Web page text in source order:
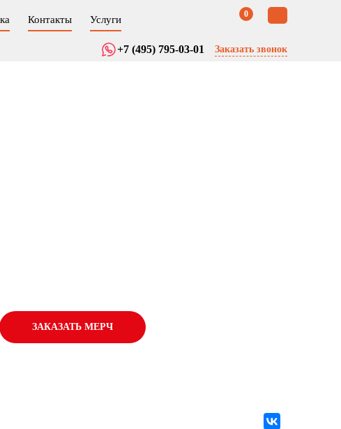
Контакты Услуги 0
+7 (495) 795-03-01 Заказать звонок
ЗАКАЗАТЬ МЕРЧ